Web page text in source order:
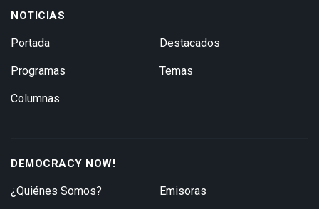
NOTICIAS
Portada
Programas
Columnas
Destacados
Temas
DEMOCRACY NOW!
¿Quiénes Somos? Emisoras